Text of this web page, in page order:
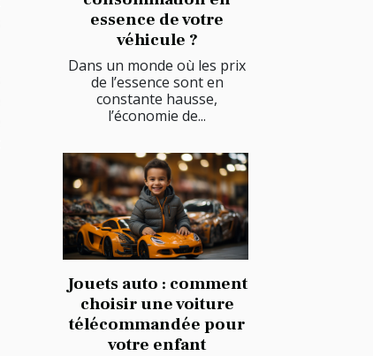
essence de votre
véhicule ?
Dans un monde où les prix
de l’essence sont en
constante hausse,
l’économie de...
Jouets auto : comment
choisir une voiture
télécommandée pour
votre enfant